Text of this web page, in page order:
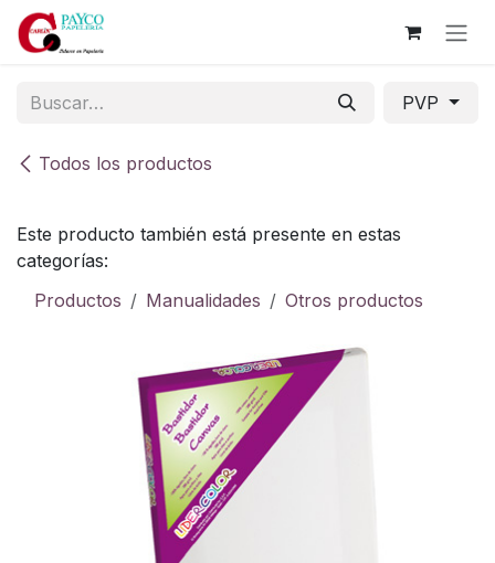
Ir al contenido
Todos los productos
PVP
Este producto también está presente en estas
categorías:
Productos
Manualidades Otros productos